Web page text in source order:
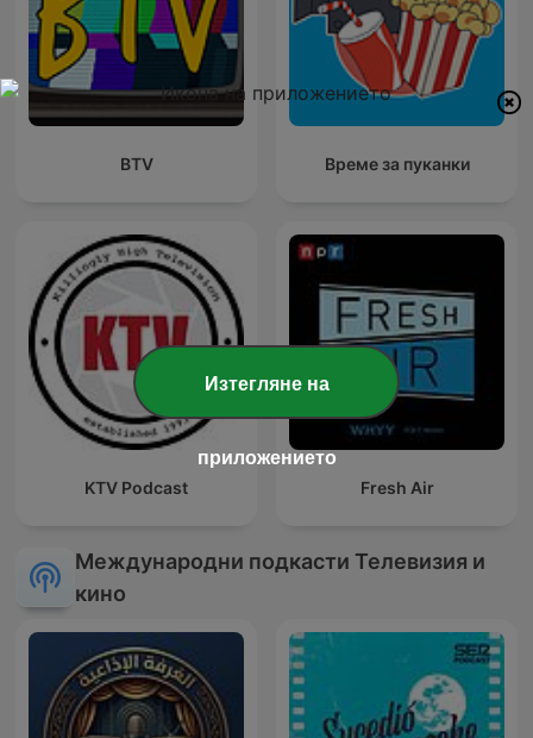
BTV Време за пуканки
KTV Podcast Fresh Air
Международни подкасти Телевизия и
кино
Изтегляне на
приложението